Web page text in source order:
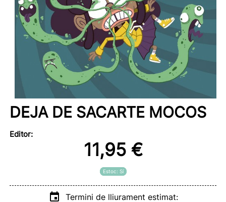
DEJA DE SACARTE MOCOS
Editor:
11,95 €
Estoc: Sí
Termini de lliurament estimat: